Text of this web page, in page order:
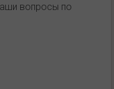
вопросы по